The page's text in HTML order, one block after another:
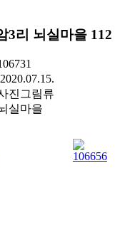
3리 뇌실마을 112
2020.07.15.
진그림류
실마을